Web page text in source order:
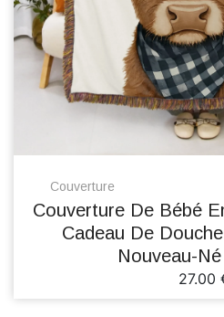
Couverture
Couverture De Bébé
Cadeau De
Nouveau-
27.00